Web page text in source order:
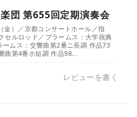
団 第655回定期演奏会
金）／京都コンサートホール／指
セルロッド／ブラームス：大学祝典
ームス：交響曲第2番ニ長調 作品73
曲第4番ホ短調 作品98...
レビューを書く